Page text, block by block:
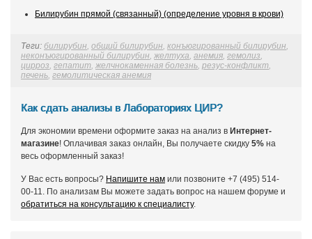
Билирубин прямой (связанный) (определение уровня в крови)
Теги: билирубин, общий билирубин, конъюгированный билирубин,
неконъюгированный билирубин, желтуха, анемия, гемолиз,
цирроз, гепатит, желчнокаменная болезнь, резус-конфликт,
печень, гемолитическая анемия
Как сдать анализы в Лабораториях ЦИР?
Для экономии времени оформите заказ на анализ в Интернет-
магазине! Оплачивая заказ онлайн, Вы получаете скидку 5% на
весь оформленный заказ!
У Вас есть вопросы? Напишите нам или позвоните +7 (495) 514-
00-11. По анализам Вы можете задать вопрос на нашем форуме и
обратиться на консультацию к специалисту.